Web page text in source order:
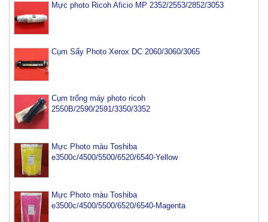
Mực photo Ricoh Aficio MP 2352/2553/2852/3053
Cụm Sấy Photo Xerox DC 2060/3060/3065
Cụm trống máy photo ricoh
2550B/2590/2591/3350/3352
Mực Photo màu Toshiba
e3500c/4500/5500/6520/6540-Yellow
Mực Photo màu Toshiba
e3500c/4500/5500/6520/6540-Magenta